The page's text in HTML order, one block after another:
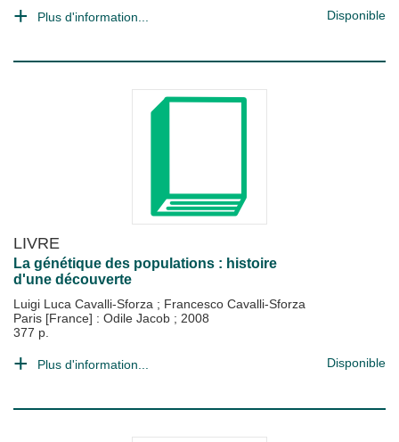
Plus d'information... Disponible
LIVRE
La génétique des populations : histoire
d'une découverte
Luigi Luca Cavalli-Sforza ; Francesco Cavalli-Sforza
Paris [France] : Odile Jacob ; 2008
377 p.
Plus d'information... Disponible